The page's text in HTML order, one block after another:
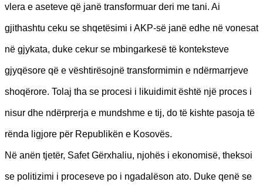
vlera e aseteve që janë transformuar deri me tani. Ai
gjithashtu ceku se shqetësimi i AKP-së janë edhe në vonesat
në gjykata, duke cekur se mbingarkesë të konteksteve
gjyqësore që e vështirësojnë transformimin e ndërmarrjeve
shoqërore. Tolaj tha se procesi i likuidimit është një proces i
nisur dhe ndërprerja e mundshme e tij, do të kishte pasoja të
rënda ligjore për Republikën e Kosovës.
Në anën tjetër, Safet Gërxhaliu, njohës i ekonomisë, theksoi
se politizimi i proceseve po i ngadalëson ato. Duke qenë se